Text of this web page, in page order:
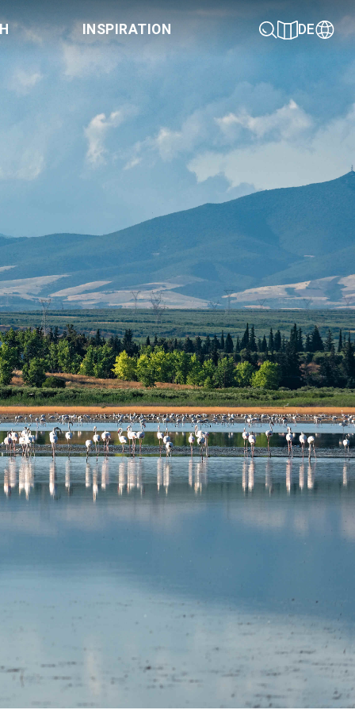
INSPIRATION DE